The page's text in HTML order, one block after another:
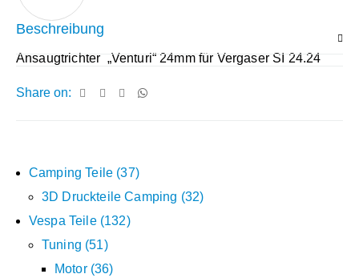
Camping Teile 37
3D Druckteile Camping
32
Vespa Teile
132
Tuning
51
Motor 36
Share on:
Beschreibung
Ansaugtrichter „Venturi“ 24mm für Vergaser SI 24.24